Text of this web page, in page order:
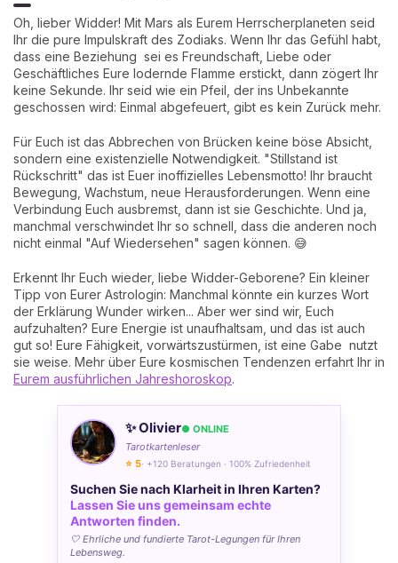
Oh, lieber Widder! Mit Mars als Eurem Herrscherplaneten seid
Ihr die pure Impulskraft des Zodiaks. Wenn Ihr das Gefühl habt,
dass eine Beziehung sei es Freundschaft, Liebe oder
Geschäftliches Eure lodernde Flamme erstickt, dann zögert Ihr
keine Sekunde. Ihr seid wie ein Pfeil, der ins Unbekannte
geschossen wird: Einmal abgefeuert, gibt es kein Zurück mehr.
Für Euch ist das Abbrechen von Brücken keine böse Absicht,
sondern eine existenzielle Notwendigkeit. "Stillstand ist
Rückschritt" das ist Euer inoffizielles Lebensmotto! Ihr braucht
Bewegung, Wachstum, neue Herausforderungen. Wenn eine
Verbindung Euch ausbremst, dann ist sie Geschichte. Und ja,
manchmal verschwindet Ihr so schnell, dass die anderen noch
nicht einmal "Auf Wiedersehen" sagen können. 😅
Erkennt Ihr Euch wieder, liebe Widder-Geborene? Ein kleiner
Tipp von Eurer Astrologin: Manchmal könnte ein kurzes Wort
der Erklärung Wunder wirken... Aber wer sind wir, Euch
aufzuhalten? Eure Energie ist unaufhaltsam, und das ist auch
gut so! Eure Fähigkeit, vorwärtszustürmen, ist eine Gabe nutzt
sie weise. Mehr über Eure kosmischen Tendenzen erfahrt Ihr in
Eurem ausführlichen Jahreshoroskop.
✨ Olivier● ONLINE
Tarotkartenleser
⭐ 5· +120 Beratungen · 100% Zufriedenheit
Suchen Sie nach Klarheit in Ihren Karten?
Lassen Sie uns gemeinsam echte
Antworten finden.
🤍 Ehrliche und fundierte Tarot-Legungen für Ihren
Lebensweg.